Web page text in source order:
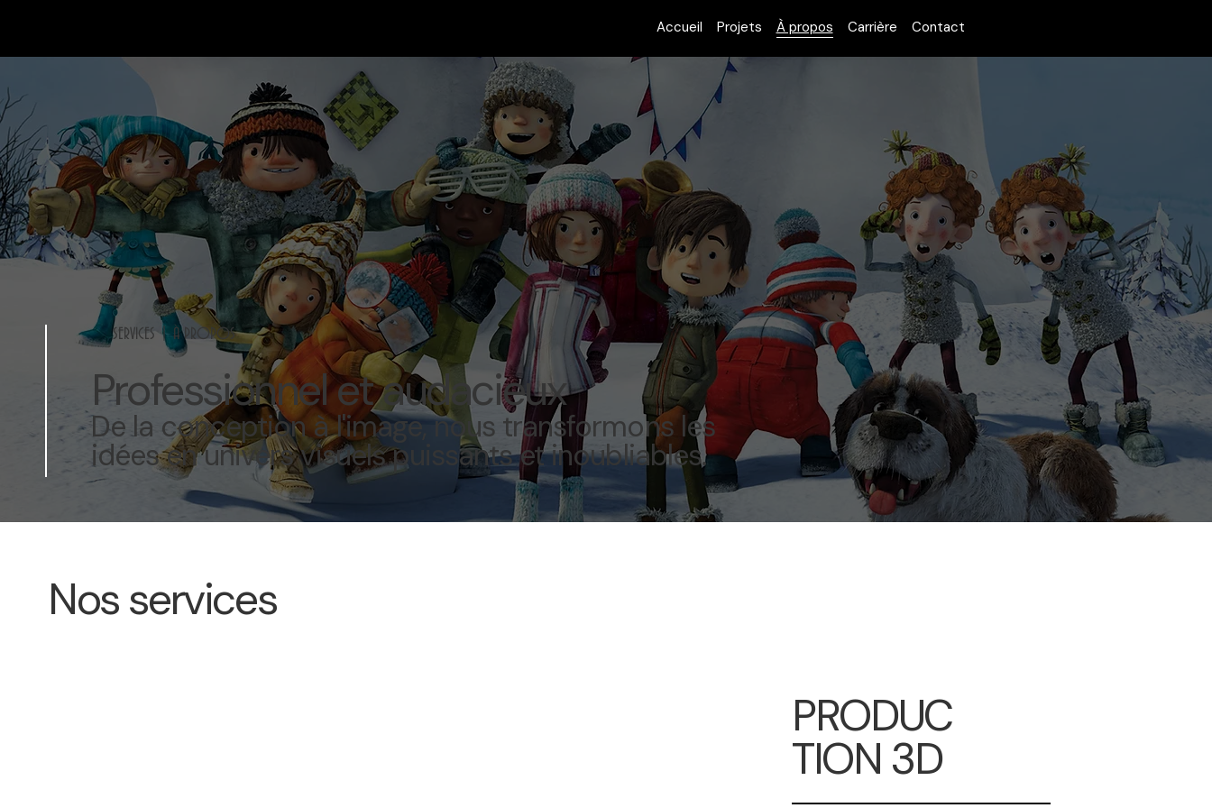
Accueil Projets À propos Carrière Contact
SERVICES | À PROPOS
Professionnel et audacieux
De la conception à l'image, nous transformons les
idées en univers visuels puissants et inoubliables.
Nos services
PRODUC
TION 3D